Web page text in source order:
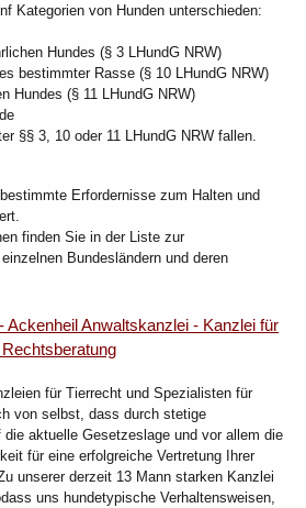
Kategorien von Hunden unterschieden:
Hundes (§ 3 LHundG NRW)
bestimmter Rasse (§ 10 LHundG NRW)
Hundes (§ 11 LHundG NRW)
§§ 3, 10 oder 11 LHundG NRW fallen.
Erfordernisse zum Halten und
finden Sie in der Liste zur
Bundesländern und deren
Ackenheil Anwaltskanzlei - Kanzlei für
für Tierrecht und Spezialisten für
von selbst, dass durch stetige
aktuelle Gesetzeslage und vor allem die
für eine erfolgreiche Vertretung Ihrer
unserer derzeit 13 Mann starken Kanzlei
uns hundetypische Verhaltensweisen,